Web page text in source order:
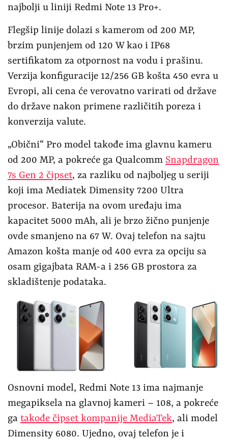
najbolji u liniji Redmi Note 13 Pro+.
Flegšip linije dolazi s kamerom od 200 MP,
brzim punjenjem od 120 W kao i IP68
sertifikatom za otpornost na vodu i prašinu.
Verzija konfiguracije 12/256 GB košta 450 evra u
Evropi, ali cena će verovatno varirati od države
do države nakon primene različitih poreza i
konverzija valute.
„Obični“ Pro model takođe ima glavnu kameru
od 200 MP, a pokreće ga Qualcomm Snapdragon
7s Gen 2 čipset, za razliku od najboljeg u seriji
koji ima Mediatek Dimensity 7200 Ultra
procesor. Baterija na ovom uređaju ima
kapacitet 5000 mAh, ali je brzo žično punjenje
ovde smanjeno na 67 W. Ovaj telefon na sajtu
Amazon košta manje od 400 evra za opciju sa
osam gigajbata RAM-a i 256 GB prostora za
skladištenje podataka.
Osnovni model, Redmi Note 13 ima najmanje
megapiksela na glavnoj kameri – 108, a pokreće
ga takođe čipset kompanije MediaTek, ali model
Dimensity 6080. Ujedno, ovaj telefon je i